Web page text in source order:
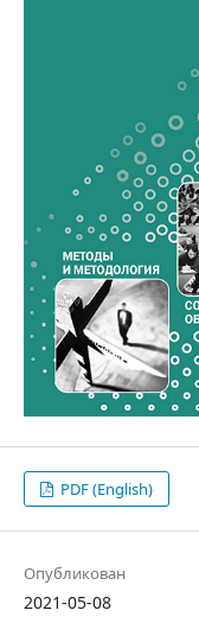
PDF (English)
Опубликован
2021-05-08